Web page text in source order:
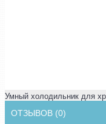
Умный холодильник для
ОТЗЫВОВ (0)